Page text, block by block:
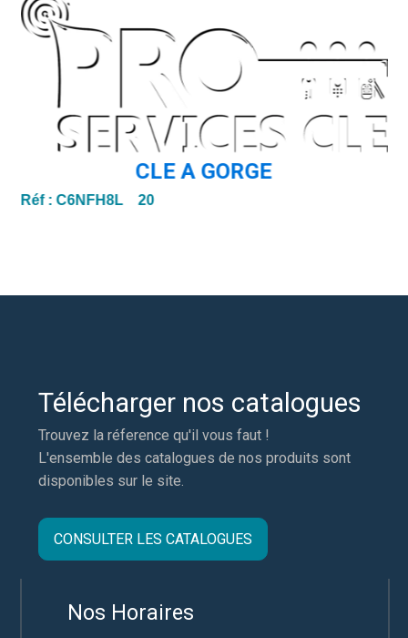
CLE A GORGE
Réf :C6NFH8L 20
Télécharger nos catalogues
Trouvez la réference qu'il vous faut !
L'ensemble des catalogues de nos produits sont
disponibles sur le site.
CONSULTER LES CATALOGUES
Nos Horaires